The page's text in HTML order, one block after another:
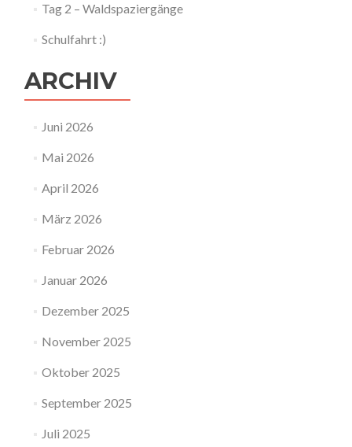
Tag 2 – Waldspaziergänge
Schulfahrt :)
ARCHIV
Juni 2026
Mai 2026
April 2026
März 2026
Februar 2026
Januar 2026
Dezember 2025
November 2025
Oktober 2025
September 2025
Juli 2025